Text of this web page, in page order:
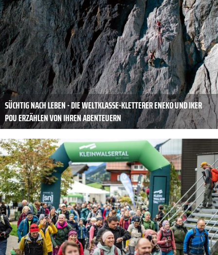
SÜCHTIG NACH LEBEN - DIE WELTKLASSE-KLETTERER ENEKO UND IKER
POU ERZÄHLEN VON IHREN ABENTEUERN